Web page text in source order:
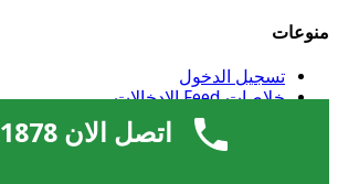
منوعات
تسجيل الدخول
خلاصات Feed الإدخالات
خلاصة التعليقات
WordPress.orgاتصل الان 0506821878